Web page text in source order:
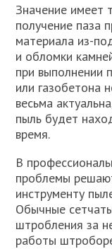
Значение имеет
получение паза
материала из-
и обломки
при выполнении
или газобетона
весьма
пыль будет
время.
В
проблемы
инструменту
Обычные
штробления за
работы